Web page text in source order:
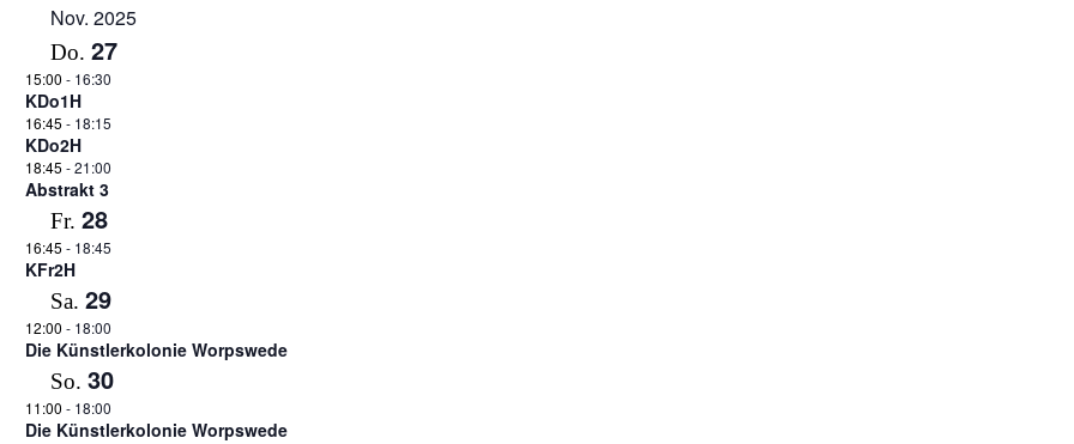
auswählen.
Nov. 2025
Do. 27
15:00 - 16:30
KDo1H
16:45 - 18:15
KDo2H
18:45 -21:00
Abstrakt 3
Fr. 28
16:45 - 18:45
KFr2H
Sa. 29
12:00 - 18:00
Die Künstlerkolonie Worpswede
So. 30
11:00 - 18:00
Die Künstlerkolonie Worpswede